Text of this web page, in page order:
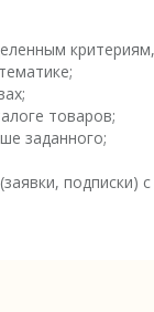
товаров;
заданного;